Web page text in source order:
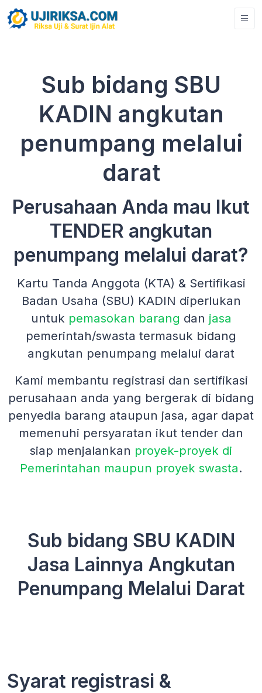
Sub bidang SBU
KADIN angkutan
penumpang melalui
darat
Perusahaan Anda mau Ikut
TENDER angkutan
penumpang melalui darat?
Kartu Tanda Anggota (KTA) & Sertifikasi
Badan Usaha (SBU) KADIN diperlukan
untuk pemasokan barang dan jasa
pemerintah/swasta termasuk bidang
angkutan penumpang melalui darat
Kami membantu registrasi dan sertifikasi
perusahaan anda yang bergerak di bidang
penyedia barang ataupun jasa, agar dapat
memenuhi persyaratan ikut tender dan
siap menjalankan proyek-proyek di
Pemerintahan maupun proyek swasta.
Sub bidang SBU KADIN
Jasa Lainnya Angkutan
Penumpang Melalui Darat
Syarat registrasi &